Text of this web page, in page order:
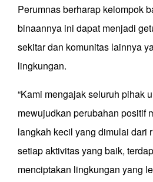
Perumnas berharap kelompok
binaannya ini dapat menjadi
sekitar dan komunitas lainnya
lingkungan.
“Kami mengajak seluruh pihak
mewujudkan perubahan positif
langkah kecil yang dimulai dari
setiap aktivitas yang baik,
menciptakan lingkungan yang